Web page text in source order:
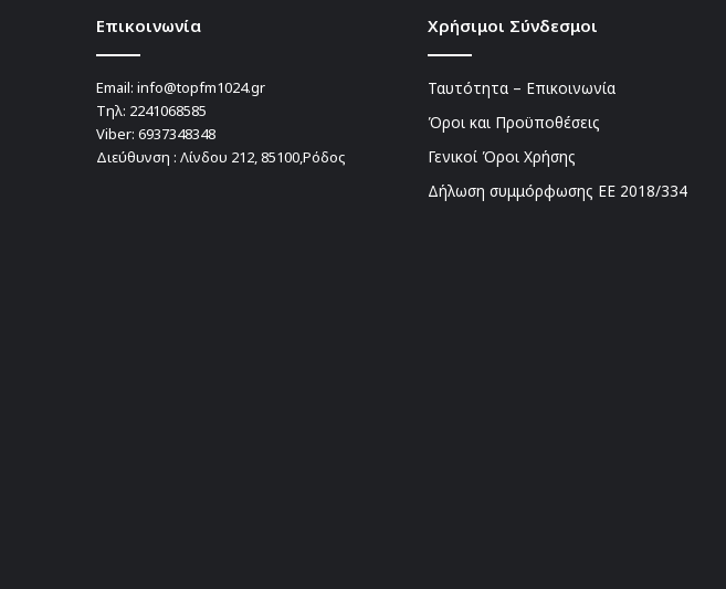
Επικοινωνία
Email: info@topfm1024.gr
Τηλ: 2241068585
Viber: 6937348348
Διεύθυνση : Λίνδου 212, 85100,Ρόδος
Χρήσιμοι Σύνδεσμοι
Ταυτότητα – Επικοινωνία
Όροι και Προϋποθέσεις
Γενικοί Όροι Χρήσης
Δήλωση συμμόρφωσης ΕΕ 2018/334